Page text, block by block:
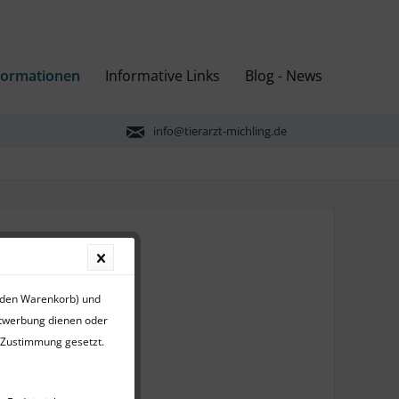
Informative Links Blog - News
info@tierarzt-michling.de
Warenkorb) und
dienen oder
gesetzt.